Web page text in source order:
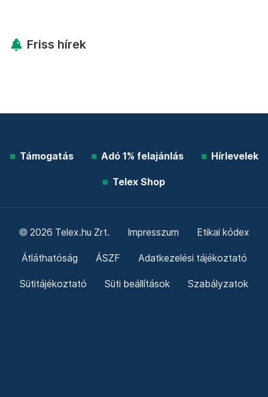
Friss hírek
Támogatás Adó 1% felajánlás Hírlevelek
Telex Shop
© 2026 Telex.hu Zrt. Impresszum Etikai kódex
Átláthatóság ÁSZF Adatkezelési tájékoztató
Sütitájékoztató Süti beállítások Szabályzatok